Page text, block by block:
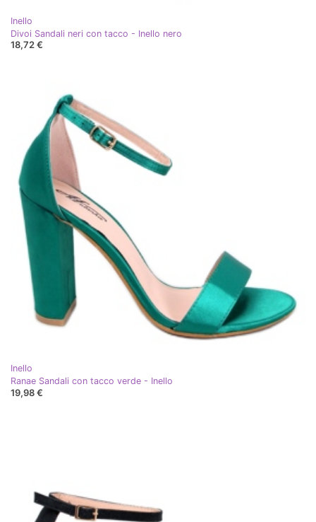
Inello
Divoi Sandali neri con tacco - Inello nero
18,72 €
Inello
Ranae Sandali con tacco verde - Inello
19,98 €